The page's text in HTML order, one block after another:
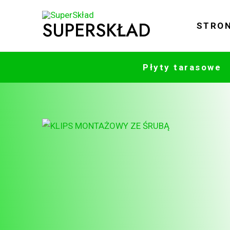
SUPERSKŁAD
Płyty tarasowe